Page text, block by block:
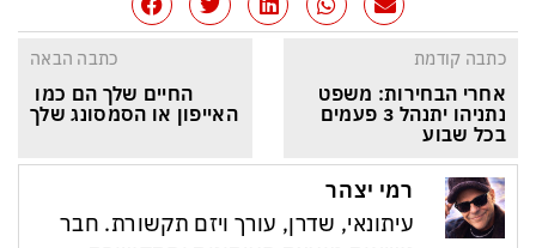
כתבה קודמת
אחרי הבחירות: משפט
נתניהו יתנהל 3 פעמים
בכל שבוע
כתבה הבאה
החיים שלך הם כמו
האייפון או הסמסונג שלך
רמי יצהר
עיתונאי, שדרן, עורך ויזם תקשורת. חבר